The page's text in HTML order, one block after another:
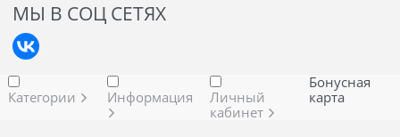
МЫ В СОЦ СЕТЯХ
Категории Информация
Личный
кабинет
Бонусная
карта